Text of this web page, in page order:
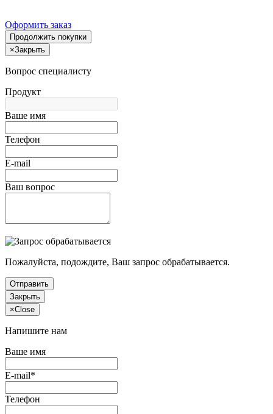
Оформить заказ
Продолжить покупки
×Закрыть
Вопрос специалисту
Продукт
Ваше имя
Телефон
E-mail
Ваш вопрос
Пожалуйста, подождите, Ваш запрос обрабатывается.
Отправить
Закрыть
×Close
Напишите нам
Ваше имя
E-mail*
Телефон